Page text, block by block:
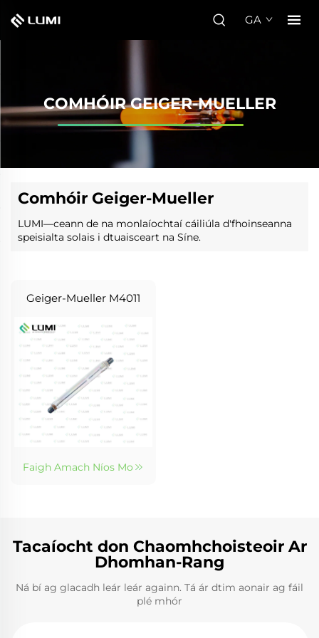
GA
COMHÓIR GEIGER-MUELLER
Comhóir Geiger-Mueller
LUMI—ceann de na monlaíochtaí cáiliúla d'fhoinseanna
speisialta solais i dtuaisceart na Síne.
Geiger-Mueller M4011
Faigh Amach Níos Mo
Tacaíocht don Chaomhchoisteoir Ar
Dhomhan-Rang
Ná bí ag glacadh leár leár againn. Tá ár dtim aonair ag fáil
plé mhór